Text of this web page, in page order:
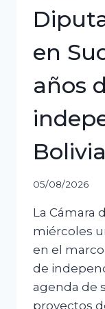
en
años
Bolivia
05/08/2026
La Cámara
miércoles
en el marco
de
agenda de
proyectos